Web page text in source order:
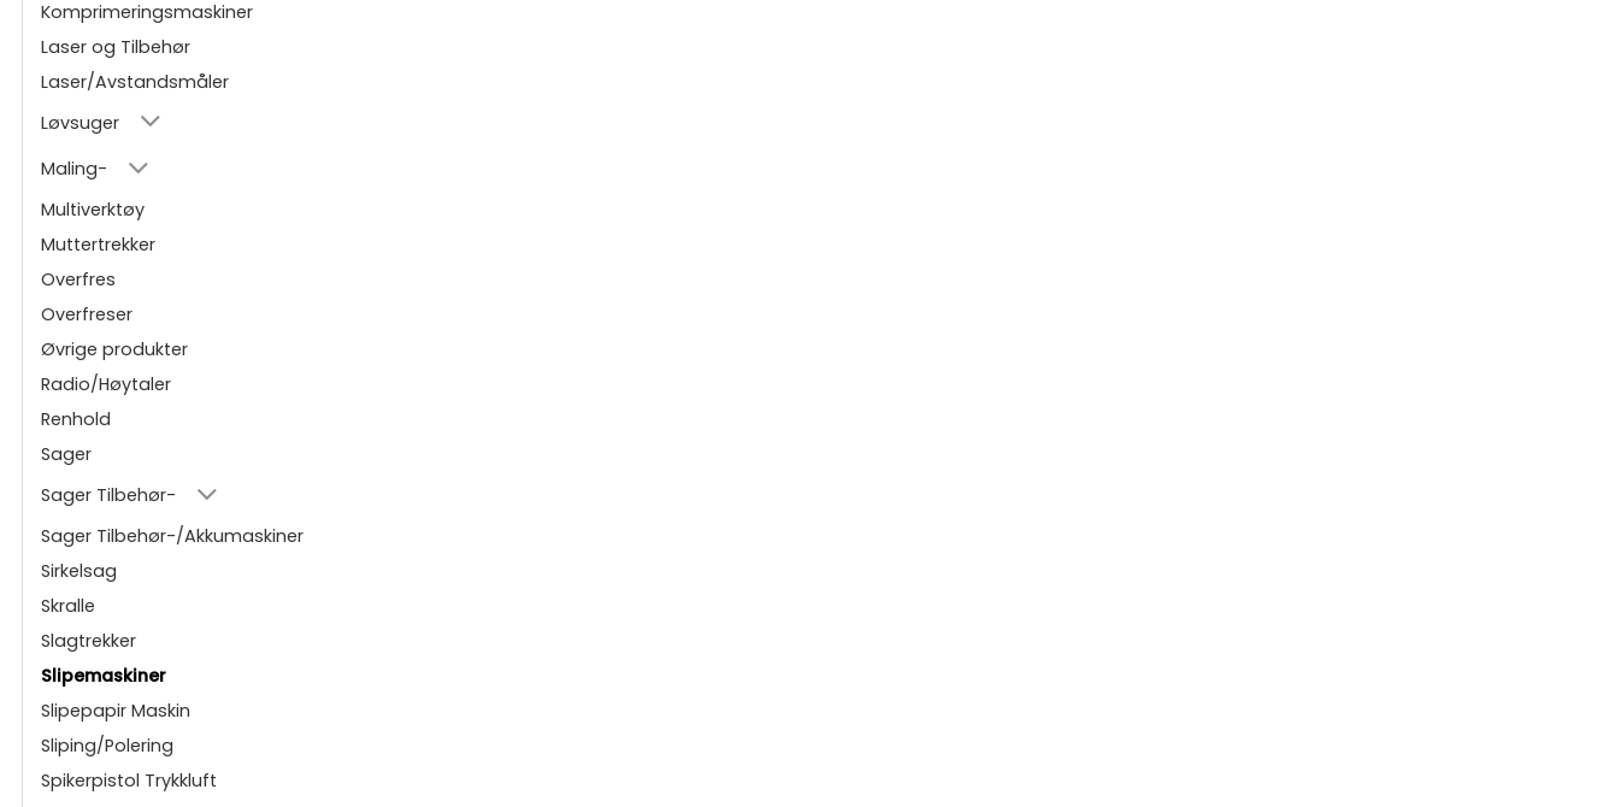
Komprimeringsmaskiner
Laser og Tilbehør
Laser/Avstandsmåler
Løvsuger
Maling-
Multiverktøy
Muttertrekker
Overfres
Overfreser
Øvrige produkter
Radio/Høytaler
Renhold
Sager
Sager Tilbehør-
Sager Tilbehør-/Akkumaskiner
Sirkelsag
Skralle
Slagtrekker
Slipemaskiner
Slipepapir Maskin
Sliping/Polering
Spikerpistol Trykkluft